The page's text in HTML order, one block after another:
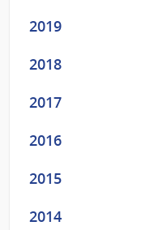
2019
2018
2017
2016
2015
2014